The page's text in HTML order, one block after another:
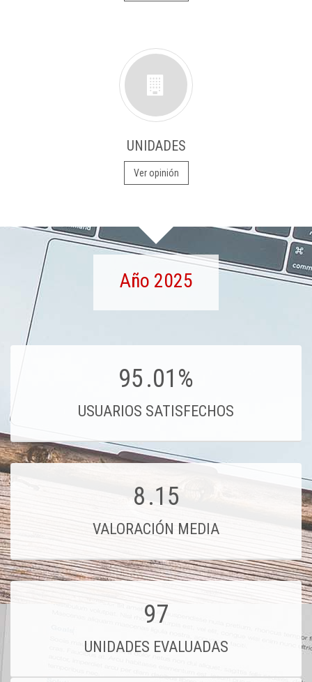
UNIDADES
Ver opinión
Año 2025
95.01%
USUARIOS SATISFECHOS
8.15
VALORACIÓN MEDIA
97
UNIDADES EVALUADAS